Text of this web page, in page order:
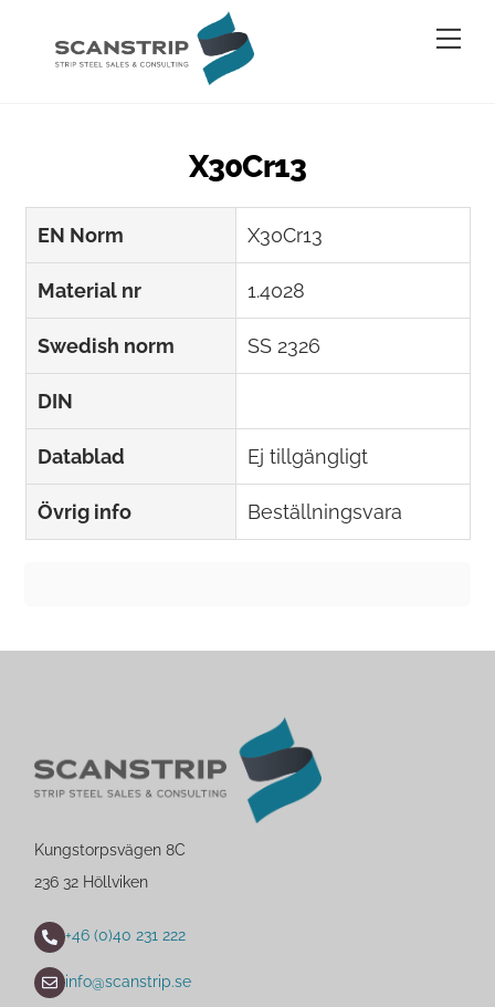
X30Cr13
EN Norm X30Cr13
Material nr 1.4028
Swedish norm SS 2326
DIN
Datablad Ej tillgängligt
Övrig info Beställningsvara
Kungstorpsvägen 8C
236 32 Höllviken
+46 (0)40 231 222
info@scanstrip.se